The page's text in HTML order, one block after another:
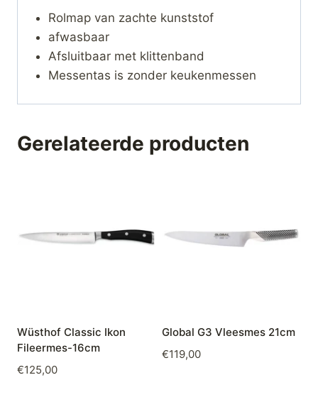
Rolmap van zachte kunststof
afwasbaar
Afsluitbaar met klittenband
Messentas is zonder keukenmessen
Gerelateerde producten
Wüsthof Classic Ikon
Fileermes-16cm
€125,00
Global G3 Vleesmes 21cm
€119,00